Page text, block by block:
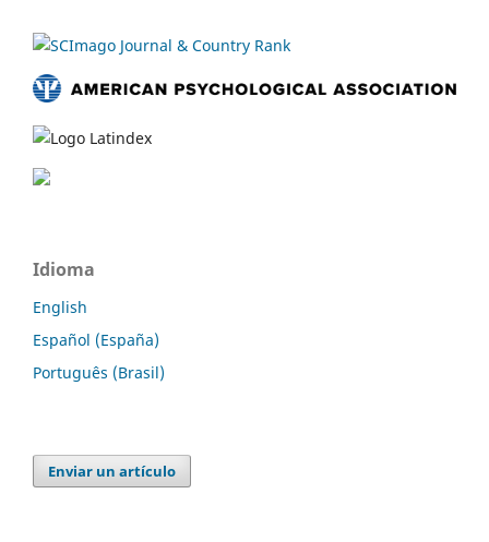
Idioma
English
Español (España)
Português (Brasil)
Enviar un artículo